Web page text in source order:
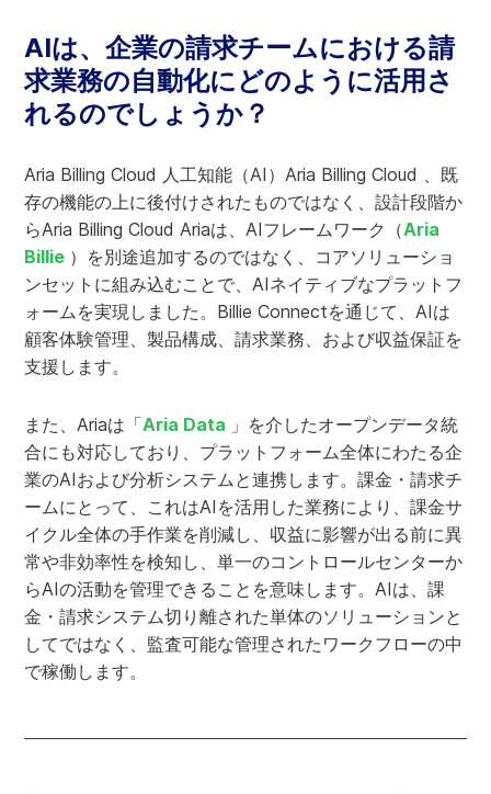
AIは、企業の請求チームにおける請
求業務の自動化にどのように活用さ
れるのでしょうか？
Aria Billing Cloud 人工知能（AI）Aria Billing Cloud 、既
存の機能の上に後付けされたものではなく、設計段階か
らAria Billing Cloud Ariaは、AIフレームワーク（Aria
Billie ）を別途追加するのではなく、コアソリューショ
ンセットに組み込むことで、AIネイティブなプラットフ
ォームを実現しました。Billie Connectを通じて、AIは
顧客体験管理、製品構成、請求業務、および収益保証を
支援します。
また、Ariaは「Aria Data 」を介したオープンデータ統
合にも対応しており、プラットフォーム全体にわたる企
業のAIおよび分析システムと連携します。課金・請求チ
ームにとって、これはAIを活用した業務により、課金サ
イクル全体の手作業を削減し、収益に影響が出る前に異
常や非効率性を検知し、単一のコントロールセンターか
らAIの活動を管理できることを意味します。AIは、課
金・請求システム切り離された単体のソリューションと
してではなく、監査可能な管理されたワークフローの中
で稼働します。